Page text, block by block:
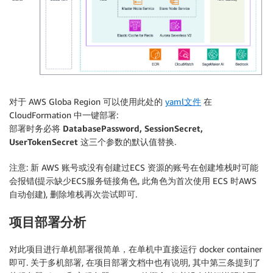
对于 AWS Globa Region 可以使用此处的 yaml文件 在
CloudFormation 中一键部署:
部署时务必将 DatabasePassword, SessionSecret,
UserTokenSecret 这三个参数的默认值替换.
注意: 新 AWS 账号或没有创建过ECS 资源的账号在创建堆栈时可能
会报错(提示缺少ECS服务链接角色, 此角色为首次使用 ECS 时AWS
自动创建), 删除堆栈再次尝试即可.
项目部署分析
对此项目进行单机部署很简单，在单机中直接运行 docker container
即可. 关于多机部署, 在项目部署文档中也有说明, 其中第三条提到了